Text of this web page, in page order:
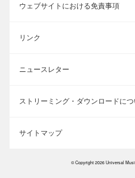
ウェブサイトにおける免責事項
リンク
ニュースレター
ストリーミング・ダウンロードにつ
サイトマップ
© Copyright 2026 Universal